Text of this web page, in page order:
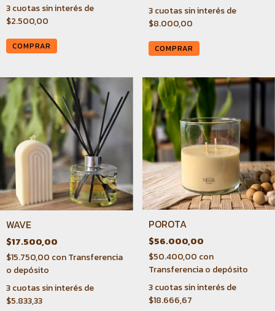
3cuotas sin interés de
$2.500,00
COMPRAR
3 cuotas sin interés de
$8.000,00
COMPRAR
WAVE
$17.500,00
$15.750,00 conTransferencia
o depósito
3cuotas sin interés de
$5.833,33
POROTA
$56.000,00
$50.400,00 con
Transferencia o depósito
3 cuotas sin interés de
$18.666,67